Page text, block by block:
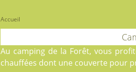
Accueil
Au camping de la Forêt, vous
chauffées dont une couverte pour